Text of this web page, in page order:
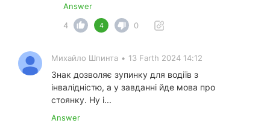
Answer
4
4 0
Михайло Шпинта • 13 Farth 2024 14:12
Знак дозволяє зупинку для водіїв з
інвалідністю, а у завданні йде мова про
стоянку. Ну і...
Answer